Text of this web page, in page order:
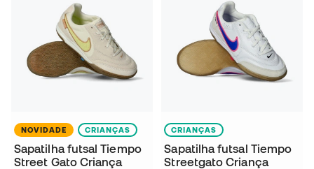
NOVIDADE CRIANÇAS
Sapatilha futsal Tiempo
Street Gato Criança
CRIANÇAS
Sapatilha futsal Tiempo
Streetgato Criança